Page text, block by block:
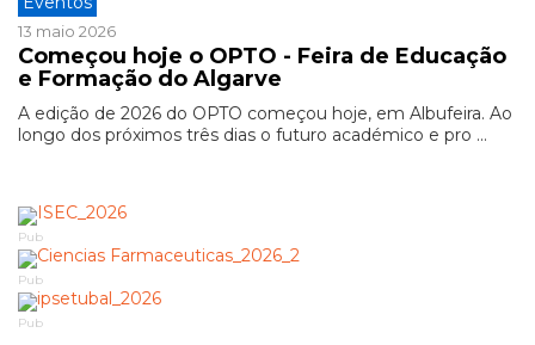
13 maio 2026
Começou hoje o OPTO - Feira de Educação
e Formação do Algarve
A edição de 2026 do OPTO começou hoje, em Albufeira. Ao
longo dos próximos três dias o futuro académico e pro ...
Pub
Pub
Pub